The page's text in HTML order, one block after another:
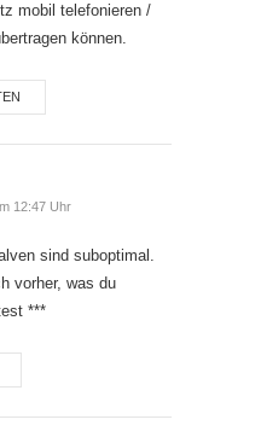
mobil telefonieren /
können.
12:47 Uhr
sind suboptimal.
vorher, was du
***